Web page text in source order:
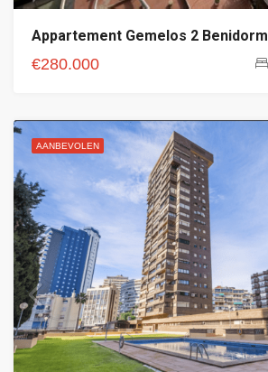
Appartement Gemelos 2 Benidorm
€280.000
AANBEVOLEN